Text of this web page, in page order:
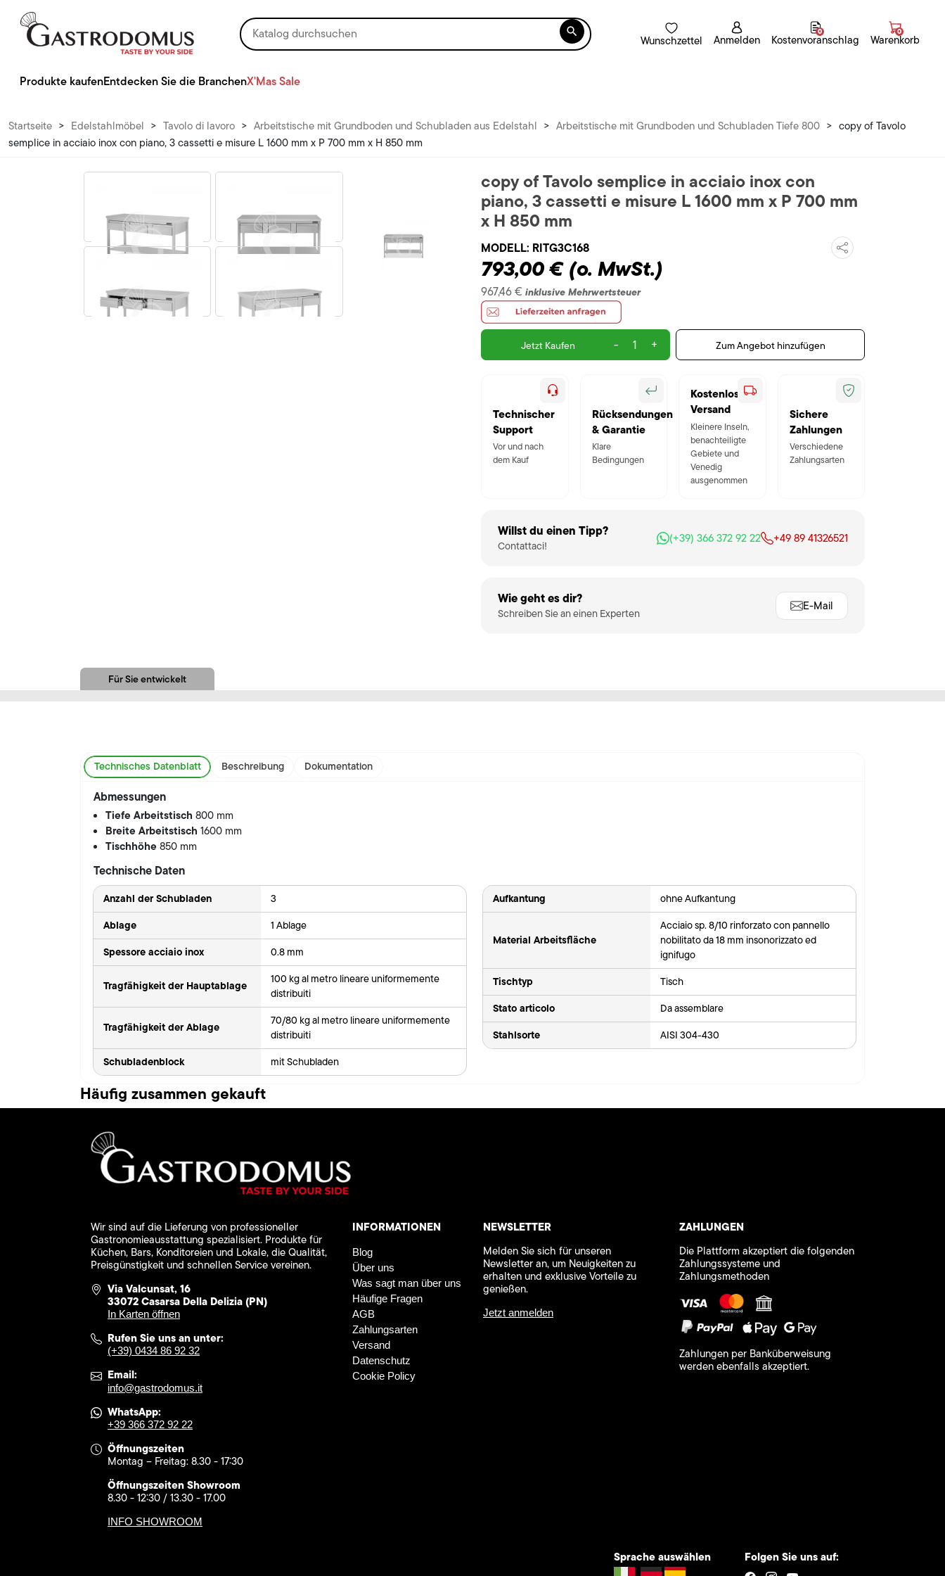

Wunschzettel Anmelden Kostenvoranschlag
0
Warenkorb
0
Produkte kaufenEntdecken Sie die BranchenX'Mas Sale
Startseite > Edelstahlmöbel > Tavolo di lavoro > Arbeitstische mit Grundboden und Schubladen aus Edelstahl > Arbeitstische mit Grundboden und Schubladen Tiefe 800 > copy of Tavolo
semplice in acciaio inox con piano, 3 cassetti e misure L 1600 mm x P 700 mm x H 850 mm
copy of Tavolo semplice in acciaio inox con
piano, 3 cassetti e misure L 1600 mm x P 700 mm
x H 850 mm
MODELL: RITG3C168
793,00 € (o. MwSt.)
967,46 € inklusive Mehrwertsteuer
Jetzt Kaufen - + Zum Angebot hinzufügen
Technischer
Support
Vor und nach
dem Kauf
Rücksendungen
& Garantie
Klare
Bedingungen
Kostenloser
Versand
Kleinere Inseln,
benachteiligte
Gebiete und
Venedig
ausgenommen
Sichere
Zahlungen
Verschiedene
Zahlungsarten
Willst du einen Tipp?
Contattaci!
(+39) 366 372 92 22 +49 89 41326521
Wie geht es dir?
Schreiben Sie an einen Experten
E-Mail
Für Sie entwickelt
Technisches Datenblatt Beschreibung Dokumentation
Abmessungen
Tiefe Arbeitstisch800 mm
Breite Arbeitstisch1600 mm
Tischhöhe850 mm
Technische Daten
Anzahl der Schubladen 3
Ablage 1 Ablage
Spessore acciaio inox 0.8 mm
Tragfähigkeit der Hauptablage
100 kg al metro lineare uniformemente
distribuiti
Tragfähigkeit der Ablage
70/80 kg al metro lineare uniformemente
distribuiti
Schubladenblock mit Schubladen
Aufkantung ohne Aufkantung
Material Arbeitsfläche
Acciaio sp. 8/10 rinforzato con pannello
nobilitato da 18 mm insonorizzato ed
ignifugo
Tischtyp Tisch
Stato articolo Da assemblare
Stahlsorte AISI 304-430
Häufig zusammen gekauft
Wir sind auf die Lieferung von professioneller
Gastronomieausstattung spezialisiert. Produkte für
Küchen, Bars, Konditoreien und Lokale, die Qualität,
Preisgünstigkeit und schnellen Service vereinen.
Via Valcunsat, 16
33072 Casarsa Della Delizia (PN)
In Karten öffnen
Rufen Sie uns an unter:
(+39) 0434 86 92 32
Email:
info@gastrodomus.it
WhatsApp:
+39 366 372 92 22
Öffnungszeiten
Montag – Freitag: 8.30 - 17:30
Öffnungszeiten Showroom
8.30 - 12:30 / 13.30 - 17.00
INFO SHOWROOM
INFORMATIONEN
Blog
Über uns
Was sagt man über uns
Häufige Fragen
AGB
Zahlungsarten
Versand
Datenschutz
Cookie Policy
NEWSLETTER
Melden Sie sich für unseren
Newsletter an, um Neuigkeiten zu
erhalten und exklusive Vorteile zu
genießen.
Jetzt anmelden
ZAHLUNGEN
Die Plattform akzeptiert die folgenden
Zahlungssysteme und
Zahlungsmethoden
Zahlungen per Banküberweisung
werden ebenfalls akzeptiert.
Sprache auswählen Folgen Sie uns auf: